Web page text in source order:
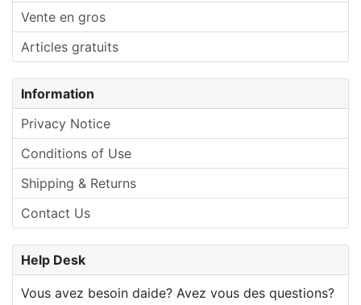
Vente en gros
Articles gratuits
Information
Privacy Notice
Conditions of Use
Shipping & Returns
Contact Us
Help Desk
Vous avez besoin daide? Avez vous des questions?